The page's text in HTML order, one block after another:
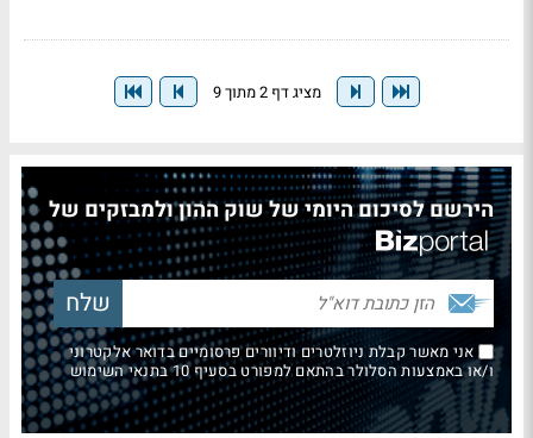
מציג דף 2 מתוך 9
הירשם לסיכום היומי של שוק ההון ולמבזקים של
אני מאשר קבלת ניוזלטרים ודיוורים פרסומיים בדואר אלקטרוני
ו/או באמצעות הסלולר בהתאם למפורט בסעיף 10 בתנאי השימוש